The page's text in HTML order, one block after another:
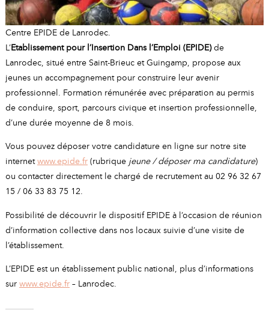
Centre EPIDE de Lanrodec.
L’Etablissement pour l’Insertion Dans l’Emploi (EPIDE)de
Lanrodec, situé entre Saint-Brieuc et Guingamp, propose aux
jeunes un accompagnement pour construire leur avenir
professionnel. Formation rémunérée avec préparation au permis
de conduire, sport, parcours civique et insertion professionnelle,
d’une durée moyenne de 8 mois.
Vous pouvez déposer votre candidature en ligne sur notre site
internetwww.epide.fr(rubrique jeune / déposer ma candidature)
ou contacter directement le chargé de recrutement au 02 96 32 67
15 / 06 33 83 75 12.
Possibilité de découvrir le dispositif EPIDE à l’occasion de réunion
d’information collective dans nos locaux suivie d’une visite de
l’établissement.
L’EPIDE est un établissement public national, plus d’informations
sur www.epide.fr– Lanrodec.